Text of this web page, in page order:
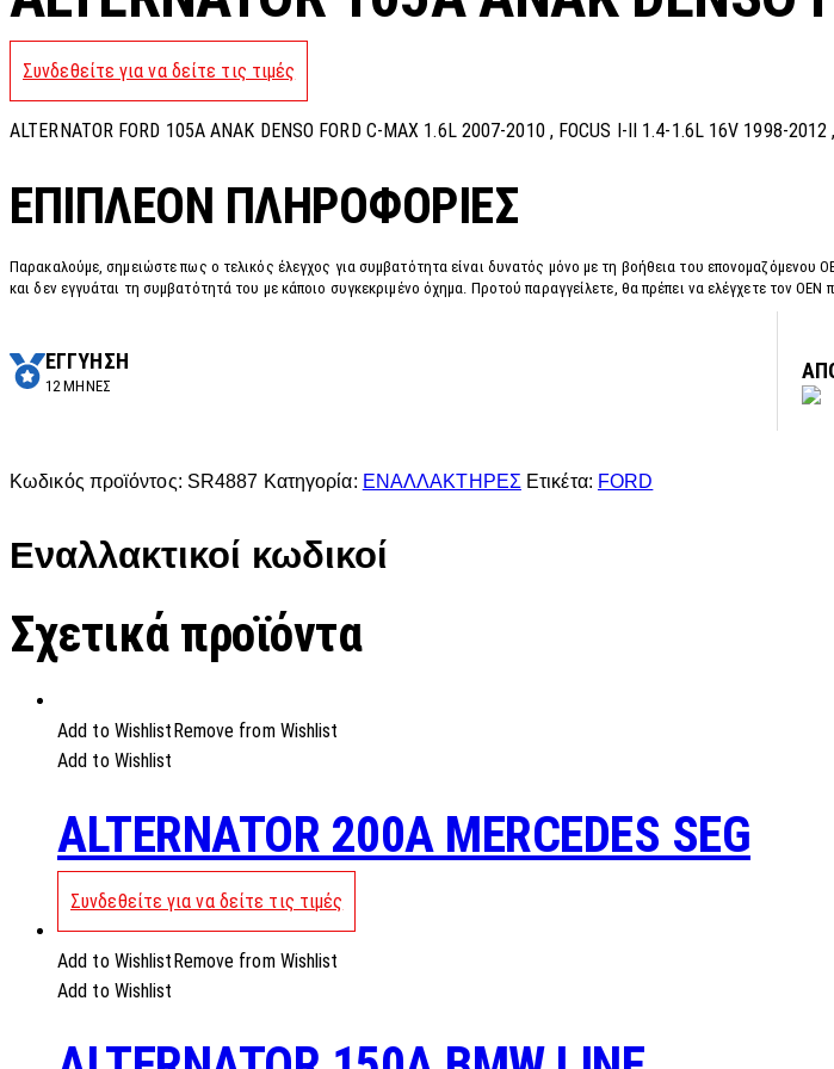
Συνδεθείτε για να δείτε τις τιμές
ALTERNATOR FORD 105A ANAK DENSO FORD C-MAX 1.6L 2007-2010 , FOCUS I-II 1.4-1.6L 16V 1998-
ΕΠΙΠΛΈΟΝ ΠΛΗΡΟΦΟΡΊΕΣ
Παρακαλούμε, σημειώστε πως ο τελικός έλεγχος για συμβατότητα είναι δυνατός μόνο με τη βοήθεια του επονομαζόμενου
και δεν εγγυάται τη συμβατότητά του με κάποιο συγκεκριμένο όχημα. Προτού παραγγείλετε, θα πρέπει να ελέγχετε τον
ΕΓΓΥΗΣΗ
12 ΜΗΝΕΣ
Κωδικός προϊόντος: SR4887 Κατηγορία: ΕΝΑΛΛΑΚΤΗΡΕΣ Ετικέτα: FORD
Εναλλακτικοί κωδικοί
Σχετικά προϊόντα
Add to Wishlist Remove from Wishlist
Add to Wishlist
ALTERNATOR 200A MERCEDES SEG
Συνδεθείτε για να δείτε τις τιμές
Add to WishlistRemove from Wishlist
Add to Wishlist